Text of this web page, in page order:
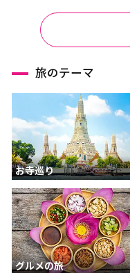
旅のテーマ
お寺巡り
グルメの旅